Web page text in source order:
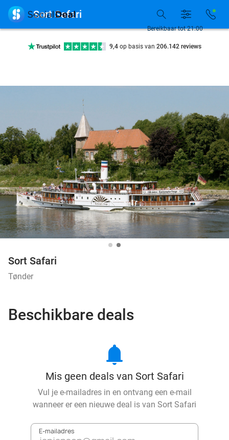
Ontdek 15.000+ deals
10+ miljoen leden
Ontdek 15.000+ deals
7 dagen per week beschikbaar
10+ miljoen leden
Bereikbaar tot 21:00
 Sort Safari
Sort Safari
Tønder
Beschikbare deals
notifications
Mis geen deals van Sort Safari
Vul je e-mailadres in en ontvang een e-mail
wanneer er een nieuwe deal is van Sort Safari
E-mailadres